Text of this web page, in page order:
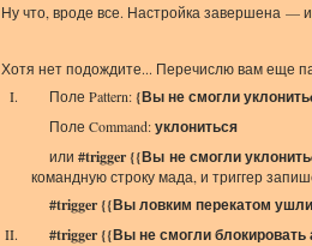
Ну что, вроде все. Настройка завершена —
Хотя нет подождите... Перечислю вам еще
Поле Pattern: {Вы не смогли
Поле Command:уклониться
или #trigger {{Вы не смогли
командную строку мада, и триггер
#trigger {{Вы ловким перекатом
#trigger {{Вы не смогли